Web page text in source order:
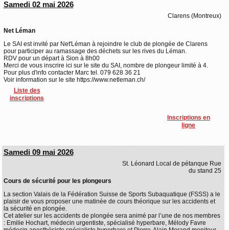
Samedi 02 mai 2026
Clarens (Montreux)
Net Léman
Le SAI est invité par Net'Léman à rejoindre le club de plongée de Clarens
pour participer au ramassage des déchets sur les rives du Léman.
RDV pour un départ à Sion à 8h00
Merci de vous inscrire ici sur le site du SAI, nombre de plongeur limité à 4.
Pour plus d'info contacter Marc tel. 079 628 36 21
Voir information sur le site https://www.netleman.ch/
Liste des
inscriptions
Inscriptions en
ligne
Samedi 09 mai 2026
St. Léonard Local de pétanque Rue
du stand 25
Cours de sécurité pour les plongeurs
La section Valais de la Fédération Suisse de Sports Subaquatique (FSSS) a le
plaisir de vous proposer une matinée de cours théorique sur les accidents et
la sécurité en plongée.
Cet atelier sur les accidents de plongée sera animé par l’une de nos membres
: Emilie Hochart, médecin urgentiste, spécialisé hyperbare, Mélody Favre